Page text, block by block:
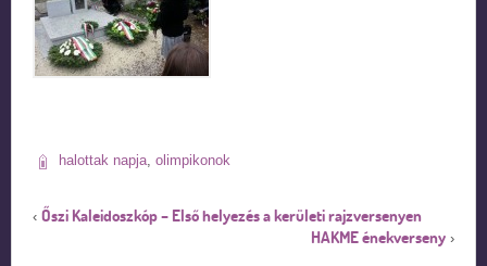
halottak napja, olimpikonok
‹ Őszi Kaleidoszkóp – Első helyezés a kerületi rajzversenyen
HAKME énekverseny ›